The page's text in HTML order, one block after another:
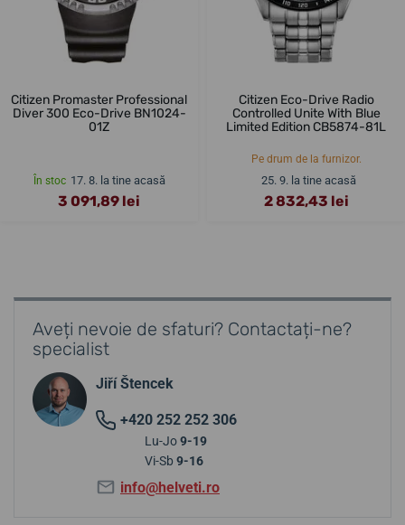
Citizen Promaster Professional
Diver 300 Eco-Drive BN1024-
01Z
În stoc 17. 8. la tine acasă
3 091,89 lei
Citizen Eco-Drive Radio
Controlled Unite With Blue
Limited Edition CB5874-81L
Pe drum de la furnizor.
25. 9. la tine acasă
2 832,43 lei
Aveți nevoie de sfaturi? Contactați-ne?
specialist
Jiří Štencek
+420 252 252 306
Lu-Jo9-19
Vi-Sb 9-16
info@helveti.ro